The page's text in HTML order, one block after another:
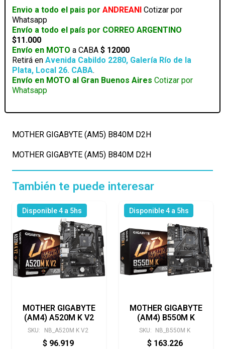
Envio a todo el pais por ANDREANI Cotizar por
Whatsapp
Envío a todo el país por CORREO ARGENTINO
$11.000
Envío en MOTO a CABA$ 12000
Retirá enAvenida Cabildo 2280, Galería Río de la
Plata, Local 26. CABA.
Envío en MOTO al Gran Buenos Aires Cotizar por
Whatsapp
MOTHER GIGABYTE (AM5) B840M D2H
MOTHER GIGABYTE (AM5) B840M D2H
También te puede interesar
Disponible 4 a 5hs
MOTHER GIGABYTE
(AM4) A520M K V2
SKU: NB_A520M K V2
$ 96.919
Disponible 4 a 5hs
MOTHER GIGABYTE
(AM4) B550M K
SKU: NB_B550M K
$ 163.226